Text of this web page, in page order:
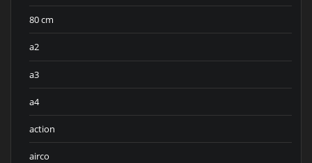
80 cm
a2
a3
a4
action
airco